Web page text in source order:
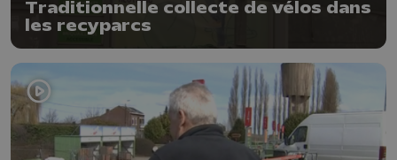
Traditionnelle collecte de vélos dans
les recyparcs